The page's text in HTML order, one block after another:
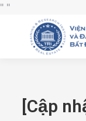
" "
[Cập